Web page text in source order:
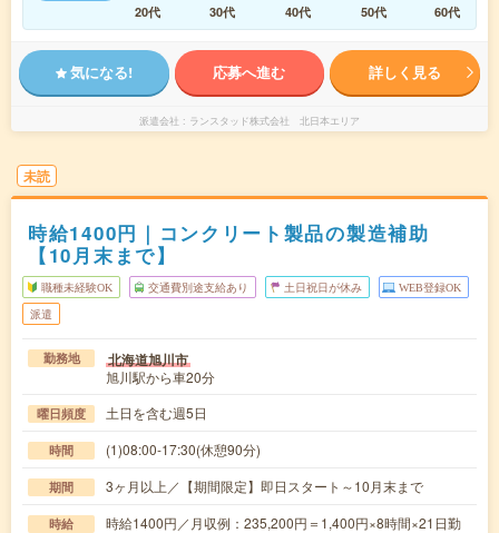
20代
30代 40代 50代 60代
気になる! 応募へ進む 詳しく見る
派遣会社 ランスタッド株式会社 北日本エリア
未読
時給1400円｜コンクリート製品の製造補助
【10月末まで】
職種未経験OK 交通費別途支給あり 土日祝日が休み WEB登録OK
派遣
勤務地 北海道旭川市
旭川駅から車20分
曜日頻度 土日を含む週5日
時間 (1)08:00-17:30(休憩90分)
期間 3ヶ月以上／【期間限定】即日スタート～10月末まで
時給
時給1400円／月収例：235,200円＝1,400円×8時間×21日勤